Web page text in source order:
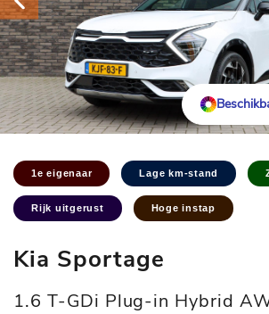
1e eigenaar Lage km-stand
Rijk uitgerust Hoge instap
Kia Sportage
1.6 T-GDi Plug-in Hybrid